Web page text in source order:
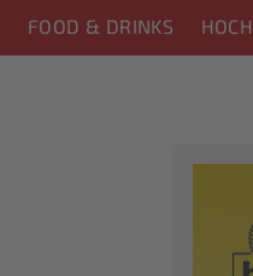
FOOD & DRINKS